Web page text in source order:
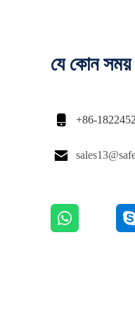
যে কোন সময়
 +86-
